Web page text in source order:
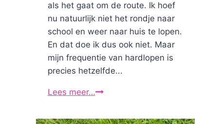
als het gaat om de route. Ik hoef
nu natuurlijk niet het rondje naar
school en weer naar huis te lopen.
En dat doe ik dus ook niet. Maar
mijn frequentie van hardlopen is
precies hetzelfde...
Lees meer…Hoe
de